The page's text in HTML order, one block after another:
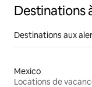
Destinations
Destinations aux
Mexico
Locations de